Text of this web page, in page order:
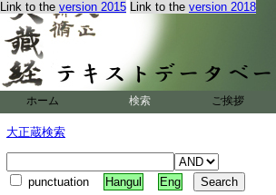
Link to the version 2015 Link to the version 2018
ホーム 検索 ご挨拶
大正蔵検索
punctuation Hangul Eng